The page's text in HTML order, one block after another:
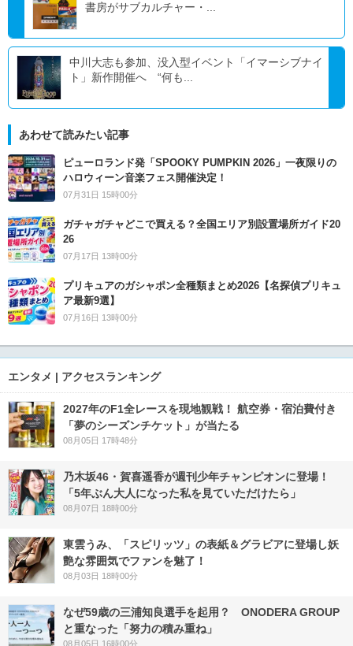
書房がサブカルチャー・...
中川大志も参加、没入型イベント「イマーシブナイ
ト」新作開催へ “何も...
あわせて読みたい記事
ピューロランド発「SPOOKY PUMPKIN 2026」一夜限りの
ハロウィーン音楽フェス開催決定！
07月31日 15時00分
ガチャガチャどこで買える？全国エリア別設置場所ガイド20
26
07月17日 13時00分
プリキュアのガシャポン全種類まとめ2026【名探偵プリキュ
ア最新9選】
07月16日 13時00分
エンタメ | アクセスランキング
2027年のF1全レースを現地観戦！ 航空券・宿泊費付き
「夢のシーズンチケット」が当たる
08月05日 17時48分
乃木坂46・賀喜遥香が週刊少年チャンピオンに登場！
「5年ぶん大人になった私を見ていただけたら」
08月07日 18時00分
東雲うみ、「スピリッツ」の表紙＆グラビアに登場し妖
艶な雰囲気でファンを魅了！
08月03日 18時00分
なぜ59歳の三浦知良選手を起用？ ONODERA GROUP
と重なった「努力の積み重ね」
08月05日 16時00分